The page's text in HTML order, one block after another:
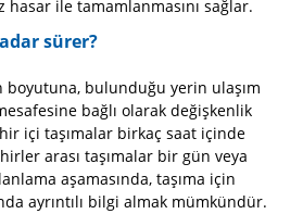
ile tamamlanmasını sağlar.
sürer?
boyutuna, bulunduğu yerin ulaşım
bağlı olarak değişkenlik
içi taşımalar birkaç saat içinde
arası taşımalar bir gün veya
aşamasında, taşıma için
ayrıntılı bilgi almak mümkündür.